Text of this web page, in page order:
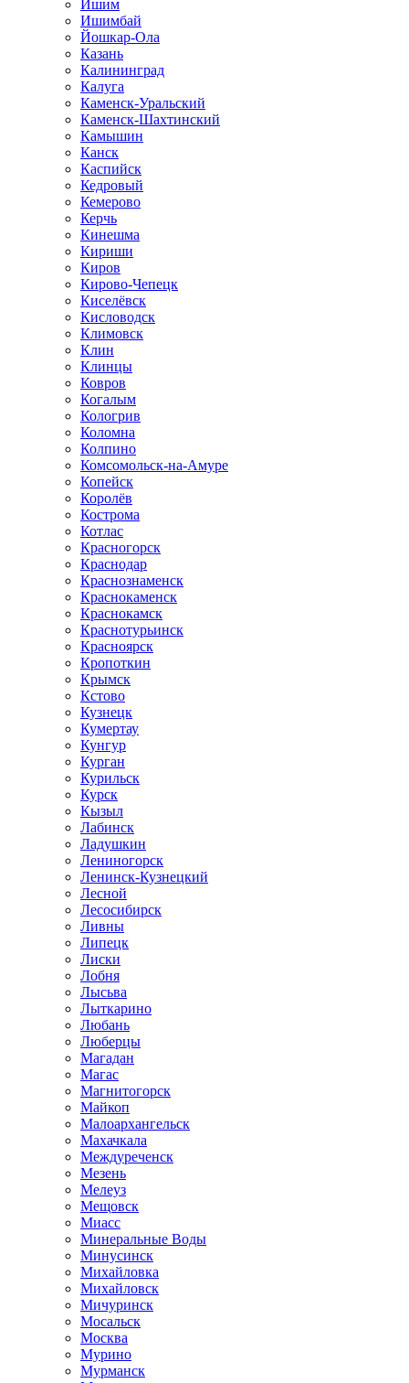
Ишим
Ишимбай
Йошкар-Ола
Казань
Калининград
Калуга
Каменск-Уральский
Каменск-Шахтинский
Камышин
Канск
Каспийск
Кедровый
Кемерово
Керчь
Кинешма
Кириши
Киров
Кирово-Чепецк
Киселёвск
Кисловодск
Климовск
Клин
Клинцы
Ковров
Когалым
Кологрив
Коломна
Колпино
Комсомольск-на-Амуре
Копейск
Королёв
Кострома
Котлас
Красногорск
Краснодар
Краснознаменск
Краснокаменск
Краснокамск
Краснотурьинск
Красноярск
Кропоткин
Крымск
Кстово
Кузнецк
Кумертау
Кунгур
Курган
Курильск
Курск
Кызыл
Лабинск
Ладушкин
Лениногорск
Ленинск-Кузнецкий
Лесной
Лесосибирск
Ливны
Липецк
Лиски
Лобня
Лысьва
Лыткарино
Любань
Люберцы
Магадан
Магас
Магнитогорск
Майкоп
Малоархангельск
Махачкала
Междуреченск
Мезень
Мелеуз
Мещовск
Миасс
Минеральные Воды
Минусинск
Михайловка
Михайловск
Мичуринск
Мосальск
Москва
Мурино
Мурманск